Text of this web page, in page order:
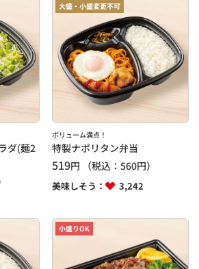
ダ(麺2
大盛・小盛変更不可
ボリューム満点！
特製ナポリタン弁当
519円 （税込：560円）
美味しそう： 3,242
小盛りOK